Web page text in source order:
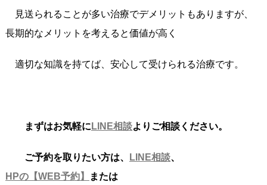
見送られることが多い治療でデメリットもありますが、
長期的なメリットを考えると価値が高く
適切な知識を持てば、安心して受けられる治療です。
まずはお気軽に LINE相談よりご相談ください。
ご予約を取りたい方は、 LINE相談、
HPの【WEB予約】
または